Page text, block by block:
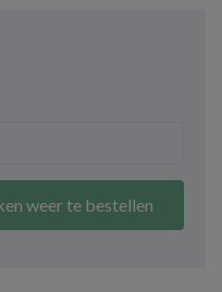
weer te bestellen